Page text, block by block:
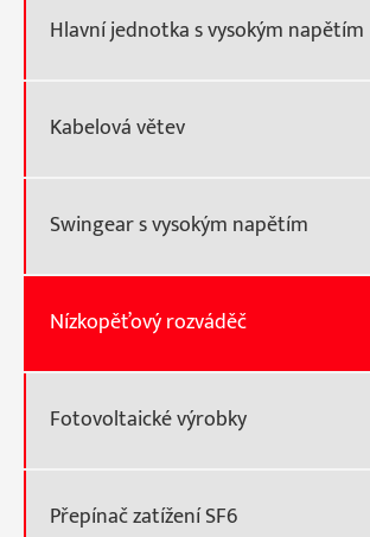
Hlavní jednotka s vysokým napětím
Kabelová větev
Swingear s vysokým napětím
Nízkopěťový rozváděč
Fotovoltaické výrobky
Přepínač zatížení SF6